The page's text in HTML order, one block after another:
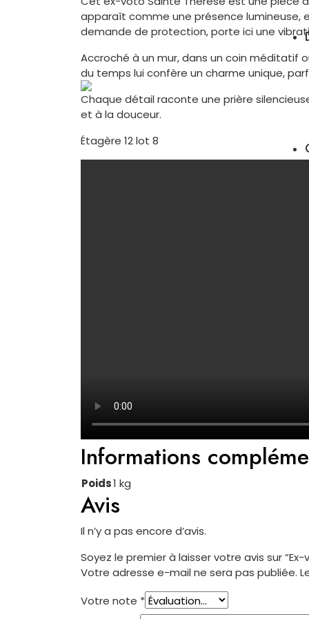
lumière
apparaît comme une présence lumineuse,
demande de protection, porte ici une
Accroché à un mur, dans un coin méditatif
du temps lui confère un charme unique,
Chaque détail raconte une prière
et à la douceur.
Étagère 12 lot 8
Informations
Poids1 kg
Avis
Il n’y a pas encore d’avis.
Soyez le premier à laisser votre avis sur
Votre adresse e-mail ne sera pas publiée.
Votre note *